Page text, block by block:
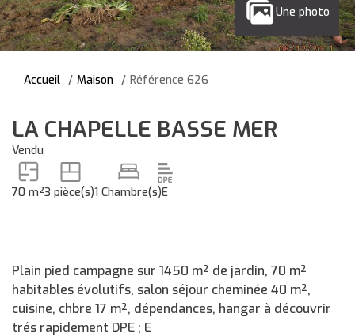
Une photo
Accueil Maison Référence 626
LA CHAPELLE BASSE MER
Vendu
70 m²3 pièce(s)1 Chambre(s)E
Plain pied campagne sur 1450 m² de jardin, 70 m²
habitables évolutifs, salon séjour cheminée 40 m²,
cuisine, chbre 17 m², dépendances, hangar à découvrir
trés rapidement DPE ; E